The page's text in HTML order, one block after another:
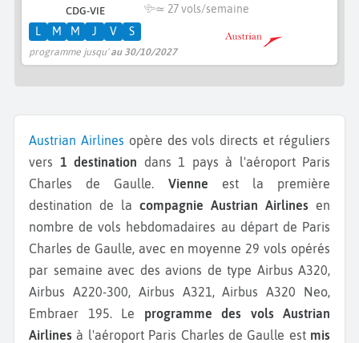
CDG-VIE ≃ 27 vols/semaine
programme jusqu'au 30/10/2027
L M M J V S
Austrian Airlines opère des vols directs et réguliers
vers 1 destination dans 1 pays à l'aéroport Paris
Charles de Gaulle. Vienne est la première
destination de la compagnie Austrian Airlines en
nombre de vols hebdomadaires au départ de Paris
Charles de Gaulle, avec en moyenne 29 vols opérés
par semaine avec des avions de type Airbus A320,
Airbus A220-300, Airbus A321, Airbus A320 Neo,
Embraer 195. Le programme des vols Austrian
Airlines à l'aéroport Paris Charles de Gaulle est mis